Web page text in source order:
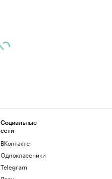
Социальные
сети
ВКонтакте
Одноклассники
Telegram